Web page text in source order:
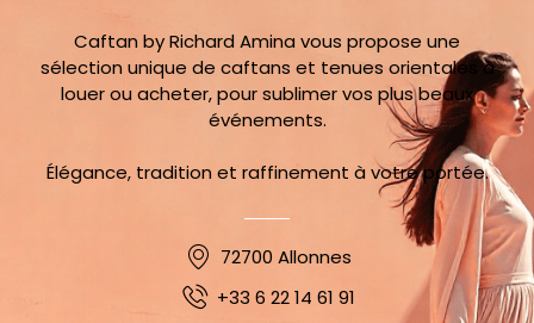
Caftan by Richard Amina vous propose une
sélection unique de caftans et tenues orientales à
louer ou acheter, pour sublimer vos plus beaux
événements.
Élégance, tradition et raffinement à votre portée.
72700 Allonnes
+33 6 22 14 61 91